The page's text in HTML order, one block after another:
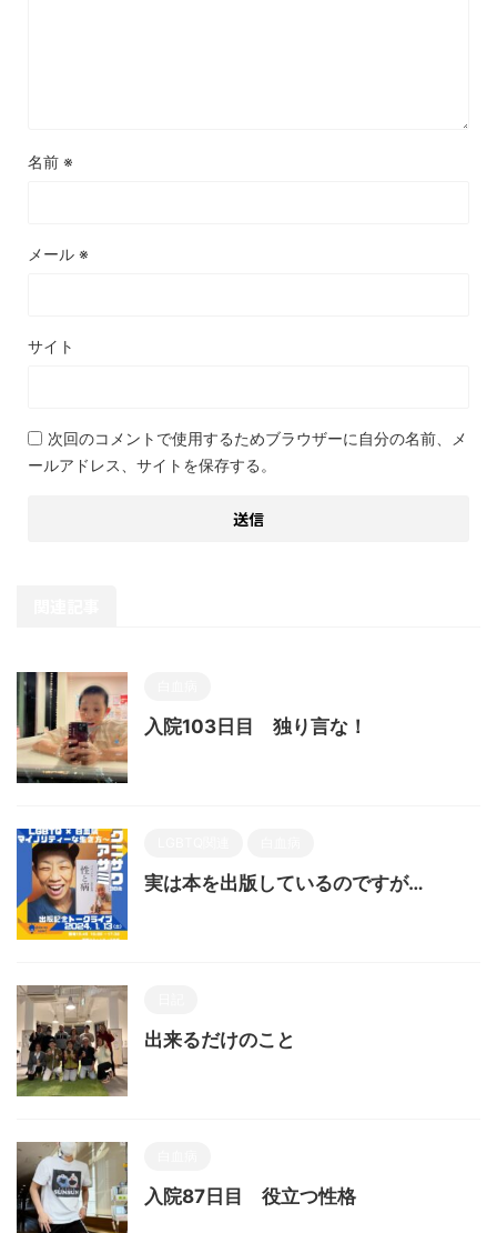
名前 ※
メール ※
サイト
次回のコメントで使用するためブラウザーに自分の名前、メ
ールアドレス、サイトを保存する。
入院103日目 独り言な！
実は本を出版しているのですが…
出来るだけのこと
入院87日目 役立つ性格